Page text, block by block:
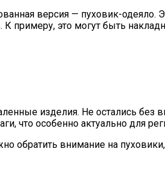
версия — пуховик-
примеру, это могут быть
изделия. Не остались
что особенно актуально для
обратить внимание на